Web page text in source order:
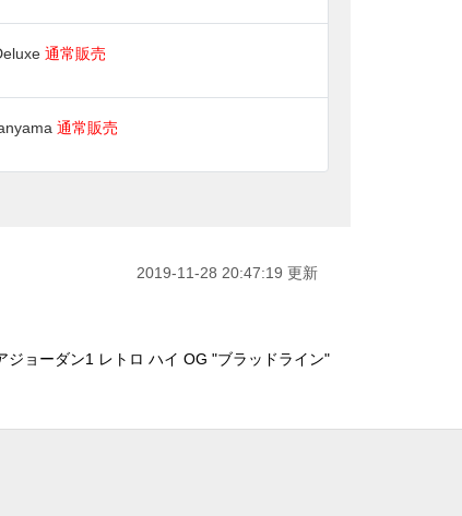
通常販売
通常販売
2019-11-28 20:47:19 更新
ジョーダン1 レトロ ハイ OG "ブラッドライン"